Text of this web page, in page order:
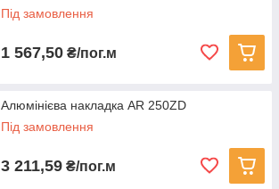
Під замовлення
1 567,50 ₴/пог.м
Алюмінієва накладка AR 250ZD
Під замовлення
3 211,59 ₴/пог.м